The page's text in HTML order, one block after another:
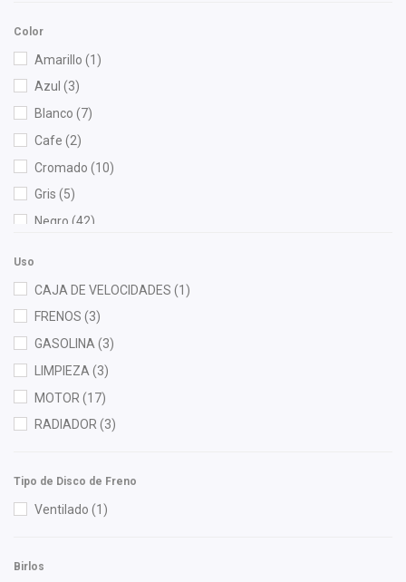
Gates (1)
Gogo Parts
Gonher(6)
Hella(3)
Herta(1)
HUSHAN(2)
Interfil(1)
ISAKA(4)
Color
Amarillo (1)
Azul (3)
Blanco (7)
Cafe (2)
Cromado (10)
Gris (5)
Negro (42)
Uso
CAJA DE VELOCIDADES (1)
FRENOS (3)
GASOLINA (3)
LIMPIEZA (3)
MOTOR (17)
RADIADOR(3)
Tipo de Disco de Freno
Ventilado (1)
Birlos